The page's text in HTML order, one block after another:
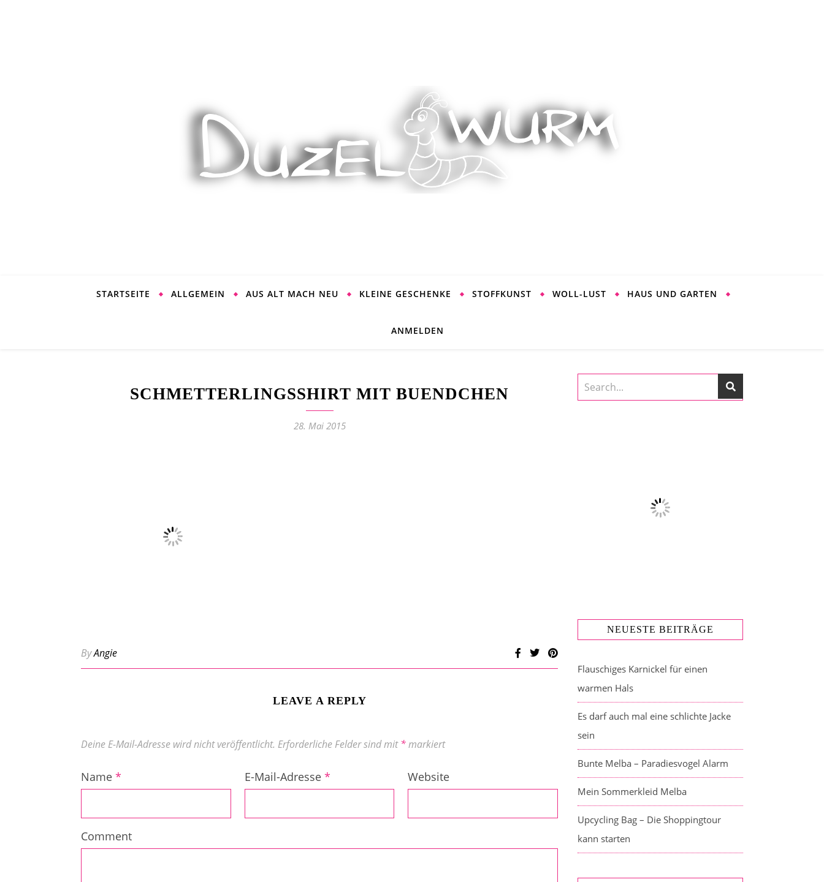
STARTSEITE ALLGEMEIN AUS ALT MACH NEU KLEINE GESCHENKE STOFFKUNST WOLL-LUST HAUS UND GARTEN
ANMELDEN
SCHMETTERLINGSSHIRT MIT BUENDCHEN
28. Mai 2015
ByAngie
LEAVE A REPLY
Deine E-Mail-Adresse wird nicht veröffentlicht. Erforderliche Felder sind mit*markiert
Name * E-Mail-Adresse * Website
Comment
NEUESTE BEITRÄGE
Flauschiges Karnickel für einen
warmen Hals
Es darf auch mal eine schlichte Jacke
sein
Bunte Melba – Paradiesvogel Alarm
Mein Sommerkleid Melba
Upcycling Bag – Die Shoppingtour
kann starten